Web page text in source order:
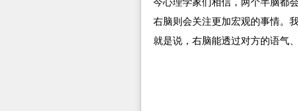
今心理学家们相信，两个半脑都
右脑则会关注更加宏观的事情。
就是说，右脑能透过对方的语气